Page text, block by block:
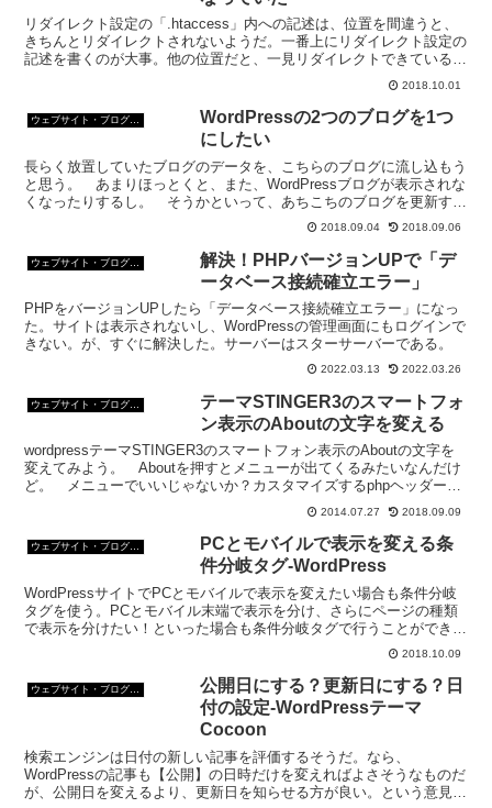
リダイレクト設定の「.htaccess」内への記述は、位置を間違うと、
きちんとリダイレクトされないようだ。一番上にリダイレクト設定の
記述を書くのが大事。他の位置だと、一見リダイレクトできているよ
うでも、じつはリダイレクトされていなかったなんてことになる。
2018.10.01
ウェブサイト・ブログ作成
WordPressの2つのブログを1つ
にしたい
長らく放置していたブログのデータを、こちらのブログに流し込もう
と思う。 あまりほっとくと、また、WordPressブログが表示されな
くなったりするし。 そうかといって、あちこちのブログを更新する
気力はちょっとないので。転送元と転送先ブログの...
2018.09.04 2018.09.06
解決！PHPバージョンUPで「デ
ータベース接続確立エラー」
PHPをバージョンUPしたら「データベース接続確立エラー」になっ
た。サイトは表示されないし、WordPressの管理画面にもログインで
きない。が、すぐに解決した。サーバーはスターサーバーである。
2022.03.13 2022.03.26
ウェブサイト・ブログ作成
テーマSTINGER3のスマートフォ
ン表示のAboutの文字を変える
wordpressテーマSTINGER3のスマートフォン表示のAboutの文字を
変えてみよう。 Aboutを押すとメニューが出てくるみたいなんだけ
ど。 メニューでいいじゃないか？カスタマイズするphpヘッダー
2014.07.27 2018.09.09
ウェブサイト・ブログ作成
PCとモバイルで表示を変える条
件分岐タグ-WordPress
WordPressサイトでPCとモバイルで表示を変えたい場合も条件分岐
タグを使う。PCとモバイル末端で表示を分け、さらにページの種類
で表示を分けたい！といった場合も条件分岐タグで行うことができ
2018.10.09
公開日にする？更新日にする？日
付の設定-WordPressテーマ
Cocoon
検索エンジンは日付の新しい記事を評価するそうだ。なら、
WordPressの記事も【公開】の日時だけを変えればよさそうなものだ
が、公開日を変えるより、更新日を知らせる方が良い。という意見が